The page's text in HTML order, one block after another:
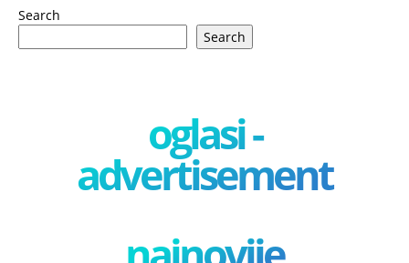
Search
Search
oglasi -
advertisement